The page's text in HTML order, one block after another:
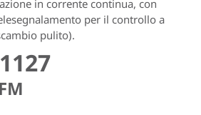
in corrente continua, con
per il controllo a
pulito).